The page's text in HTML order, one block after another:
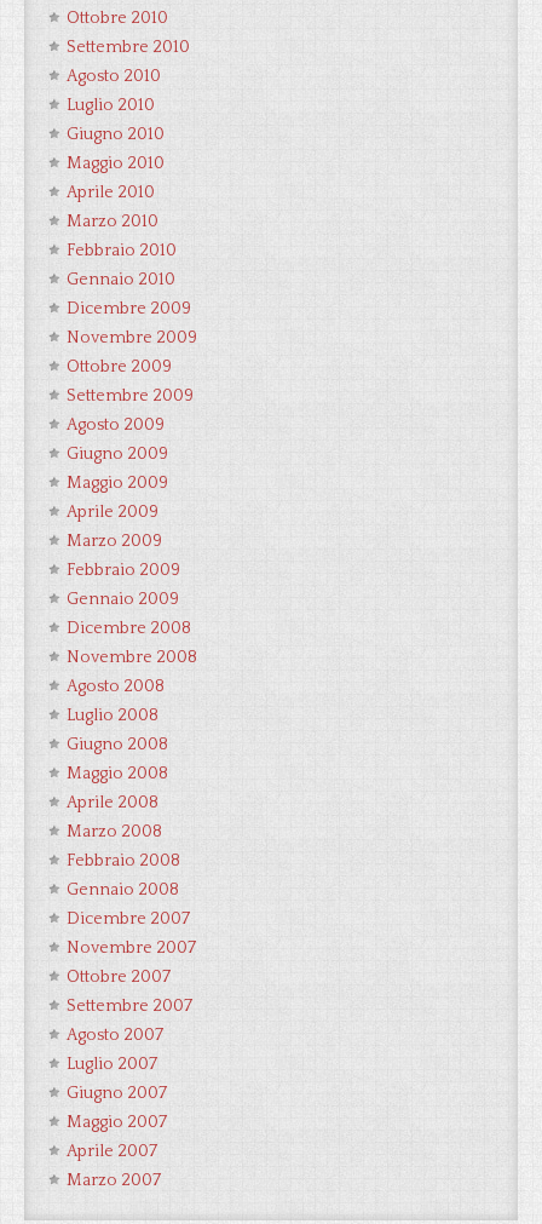
Ottobre 2010
Settembre 2010
Agosto 2010
Luglio 2010
Giugno 2010
Maggio 2010
Aprile 2010
Marzo 2010
Febbraio 2010
Gennaio 2010
Dicembre 2009
Novembre 2009
Ottobre 2009
Settembre 2009
Agosto 2009
Giugno 2009
Maggio 2009
Aprile 2009
Marzo 2009
Febbraio 2009
Gennaio 2009
Dicembre 2008
Novembre 2008
Agosto 2008
Luglio 2008
Giugno 2008
Maggio 2008
Aprile 2008
Marzo 2008
Febbraio 2008
Gennaio 2008
Dicembre 2007
Novembre 2007
Ottobre 2007
Settembre 2007
Agosto 2007
Luglio 2007
Giugno 2007
Maggio 2007
Aprile 2007
Marzo 2007